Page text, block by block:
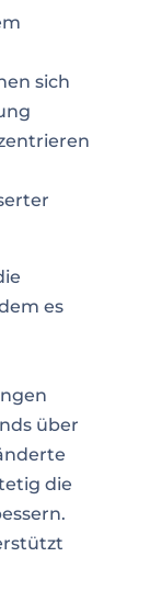
sich
es
über
die